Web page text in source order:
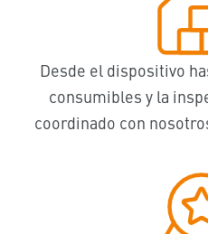
Desde el dispositivo
consumibles y la
coordinado con